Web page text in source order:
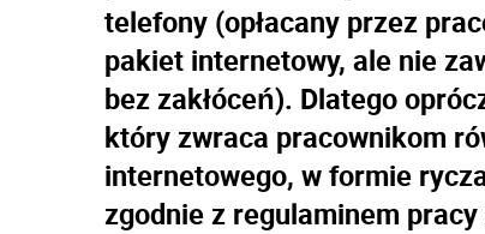
telefony (opłacany przez
pakiet internetowy, ale nie
bez zakłóceń). Dlatego
który zwraca pracownikom
internetowego, w formie
zgodnie z regulaminem